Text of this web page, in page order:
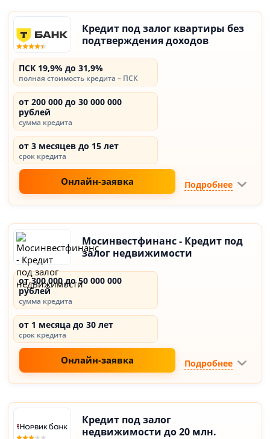
Кредит под залог квартиры без
подтверждения доходов
ПСК 19,9% до 31,9%
полная стоимость кредита – ПСК
от 200 000 до 30 000 000
рублей
сумма кредита
от 3 месяцев до 15 лет
срок кредита
Онлайн-заявка Подробнее
Мосинвестфинанс - Кредит под
залог недвижимости
от 300 000 до 50 000 000
рублей
сумма кредита
от 1 месяца до 30 лет
срок кредита
Онлайн-заявка Подробнее
Кредит под залог
недвижимости до 20 млн.